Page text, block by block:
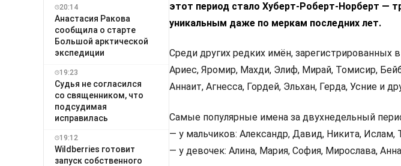
20:14
Анастасия Ракова
сообщила о старте
Большой арктической
экспедиции
19:23
Судья не согласился
со священником, что
подсудимая
исправилась
19:12
Wildberries готовит
запуск собственного
этот период стало Хуберт-Роберт-Норберт —
уникальным даже по меркам последних лет.
Среди других редких имён, зарегистрированных
Ариес, Яромир, Махди, Элиф, Мирай, Томисир,
Аннаит, Агнесса, Гордей, Эльхан, Герда, Усние и
Самые популярные имена за двухнедельный
— у мальчиков: Александр, Давид, Никита,
— у девочек: Алина, Мария, София, Мирослава,